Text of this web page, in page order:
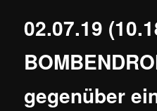
02.07.19
gegenüber